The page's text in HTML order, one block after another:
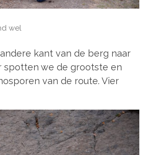
wel
kant van de berg naar
spotten we de grootste en
van de route. Vier